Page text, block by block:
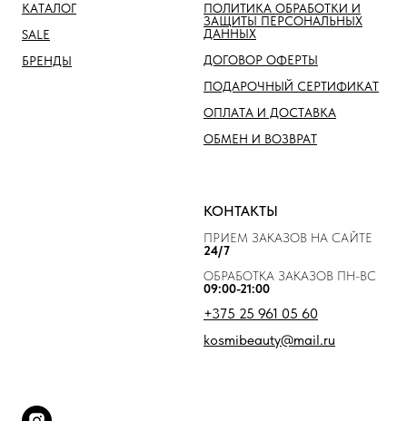
КАТАЛОГ
SALE
БРЕНДЫ
ПОЛИТИКА ОБРАБОТКИ И
ЗАЩИТЫ ПЕРСОНАЛЬНЫХ
ДАННЫХ
ДОГОВОР ОФЕРТЫ
ПОДАРОЧНЫЙ СЕРТИФИКАТ
ОПЛАТА И ДОСТАВКА
ОБМЕН И ВОЗВРАТ
КОНТАКТЫ
ПРИЕМ ЗАКАЗОВ НА САЙТЕ
24/7
ОБРАБОТКА ЗАКАЗОВ ПН-ВС
09:00-21:00
+375 25 961 05 60
kosmibeauty@mail.ru